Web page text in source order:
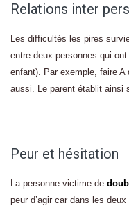
Relations inter
Les difficultés les pires
entre deux personnes qui
enfant). Par exemple, faire
aussi. Le parent établit ainsi
Peur et hésitation
La personne victime de
peur d’agir car dans les